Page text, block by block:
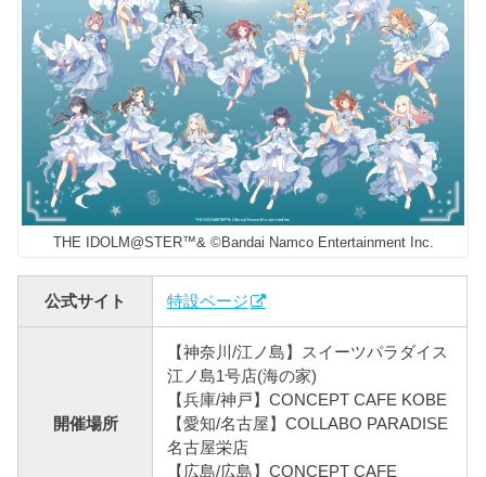
THE IDOLM@STER™& ©Bandai Namco Entertainment Inc.
公式サイト 特設ページ
開催場所
【神奈川/江ノ島】スイーツパラダイス
江ノ島1号店(海の家)
【兵庫/神戸】CONCEPT CAFE KOBE
【愛知/名古屋】COLLABO PARADISE
名古屋栄店
【広島/広島】CONCEPT CAFE